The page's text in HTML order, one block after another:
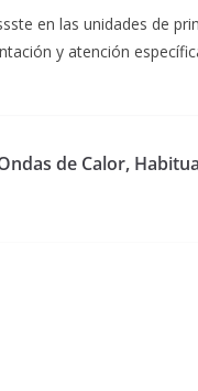
en las unidades de
y atención
de Calor,